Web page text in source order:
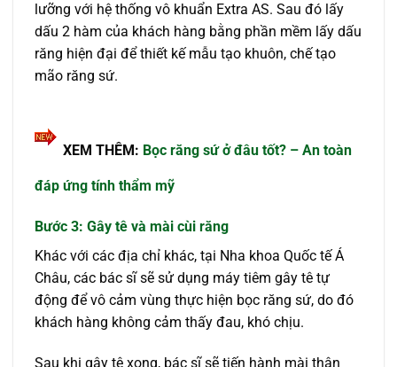
lưỡng với hệ thống vô khuẩn Extra AS. Sau đó lấy
dấu 2 hàm của khách hàng bằng phần mềm lấy dấu
răng hiện đại để thiết kế mẫu tạo khuôn, chế tạo
mão răng sứ.
XEM THÊM: Bọc răng sứ ở đâu tốt? – An toàn
đáp ứng tính thẩm mỹ
Bước 3: Gây tê và mài cùi răng
Khác với các địa chỉ khác, tại Nha khoa Quốc tế Á
Châu, các bác sĩ sẽ sử dụng máy tiêm gây tê tự
động để vô cảm vùng thực hiện bọc răng sứ, do đó
khách hàng không cảm thấy đau, khó chịu.
Sau khi gây tê xong, bác sĩ sẽ tiến hành mài thân